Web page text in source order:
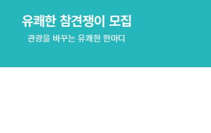
견쟁이 모집
유쾌한 한마디